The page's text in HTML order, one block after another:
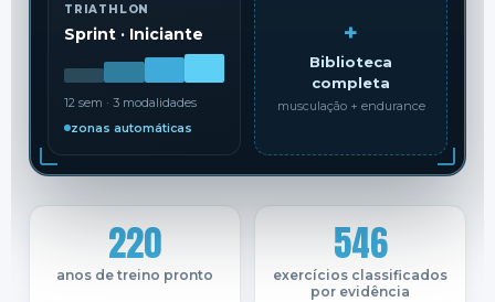
TRIATHLON
Sprint · Iniciante
12 sem · 3 modalidades
zonas automáticas
+
Biblioteca
completa
musculação + endurance
220
anos de treino pronto
546
exercícios classificados
por evidência